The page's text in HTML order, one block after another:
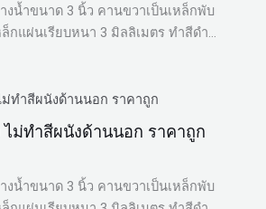
งน้ำขนาด 3 นิ้ว คานขวาเป็นเหล็กพับ
กแผ่นเรียบหนา 3 มิลลิเมตร ทำสีดำ…
ม่ทำสีผนังด้านนอก ราคาถูก
งน้ำขนาด 3 นิ้ว คานขวาเป็นเหล็กพับ